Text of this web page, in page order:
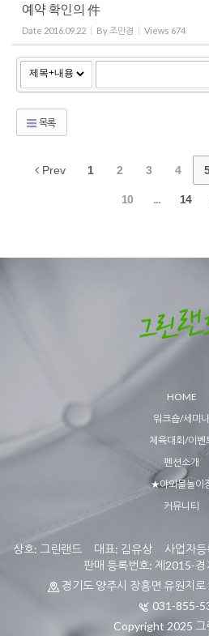
예약 확인의 件
Date 2016.09.22 By 조만경 Views 674
목록
Prev 1 2 3 4 5
10 ... 14
HOME
워크숍/세미나
체육대회/이벤
펜션소개
★야외물놀이
커뮤니티
상호: 그린랜드 대표: 김유상 사업자
판매 등록번호: 제2015-
경기도 양주시 장흥면 유원지
031-855-
Copyright 2025 그